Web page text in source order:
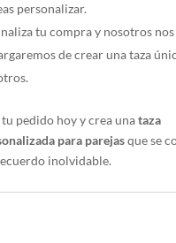
personalizar.
tu compra y nosotros nos
de crear una taza
tu pedido hoy y crea unataza
para parejasque se
inolvidable.